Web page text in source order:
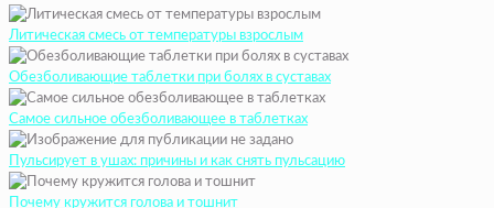
Литическая смесь от температуры взрослым
Обезболивающие таблетки при болях в суставах
Самое сильное обезболивающее в таблетках
Пульсирует в ушах: причины и как снять пульсацию
Почему кружится голова и тошнит